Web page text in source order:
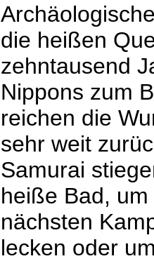
die heißen
zehntausend
Nippons zum
reichen die
sehr weit
Samurai
heiße Bad,
nächsten
lecken oder